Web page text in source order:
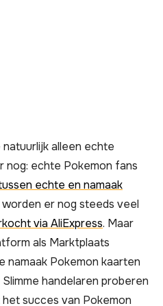
alleen echte
nog: echte Pokemon fans
echte en namaak
worden er nog steeds veel
via AliExpress. Maar
als Marktplaats
namaak Pokemon kaarten
handelaren proberen
succes van Pokemon